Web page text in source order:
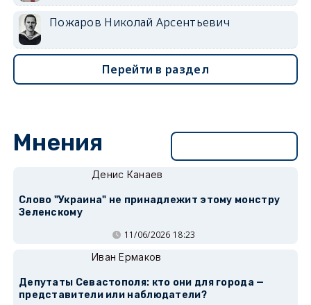
Пожаров Николай Арсентьевич
Перейти в раздел
Мнения
Денис Канаев
Слово "Украина" не принадлежит этому монстру
Зеленскому
11/06/2026 18:23
Иван Ермаков
Депутаты Севастополя: кто они для города —
представители или наблюдатели?